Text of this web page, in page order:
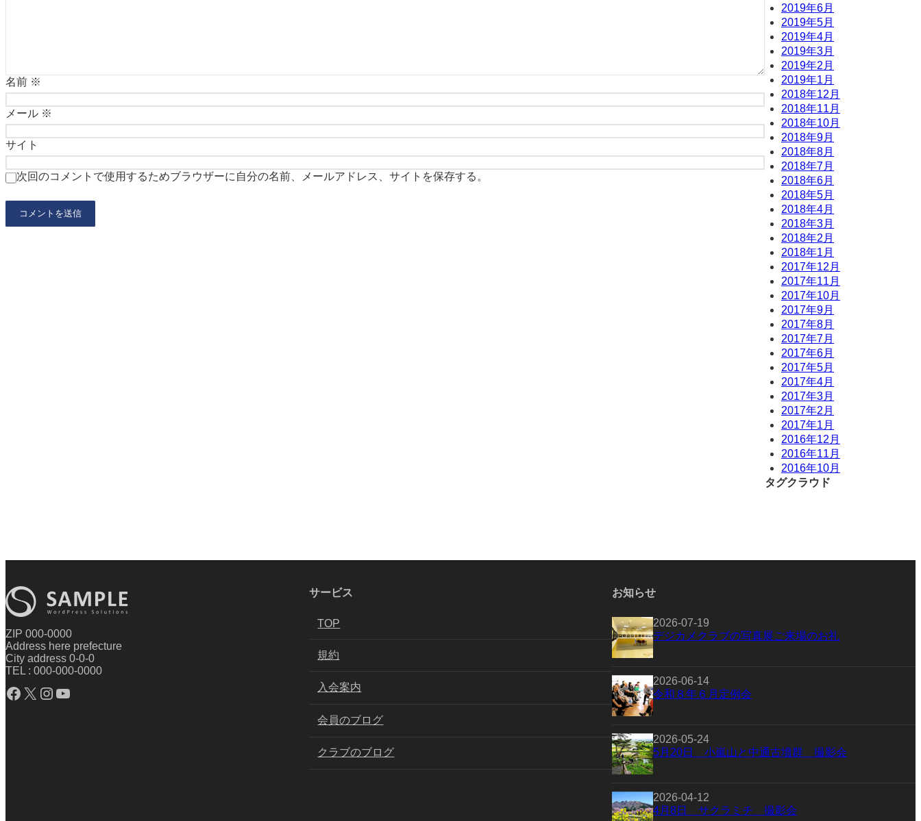
名前 ※
メール ※
サイト
次回のコメントで使用するためブラウザーに自分の名前、メールアドレス、サイトを保存する。
2019年6月
2019年5月
2019年4月
2019年3月
2019年2月
2019年1月
2018年12月
2018年11月
2018年10月
2018年9月
2018年8月
2018年7月
2018年6月
2018年5月
2018年4月
2018年3月
2018年2月
2018年1月
2017年12月
2017年11月
2017年10月
2017年9月
2017年8月
2017年7月
2017年6月
2017年5月
2017年4月
2017年3月
2017年2月
2017年1月
2016年12月
2016年11月
2016年10月
タグクラウド
ZIP 000-0000
Address here prefecture
City address 0-0-0
TEL : 000-000-0000
Facebook X Instagram YouTube
サービス
TOP
規約
入会案内
会員のブログ
クラブのブログ
お知らせ
2026-07-19
デジカメクラブの写真展ご来場のお礼
2026-06-14
令和８年６月定例会
2026-05-24
5月20日 小嵐山と中通古墳群 撮影会
2026-04-12
4月8日 サクラミチ 撮影会